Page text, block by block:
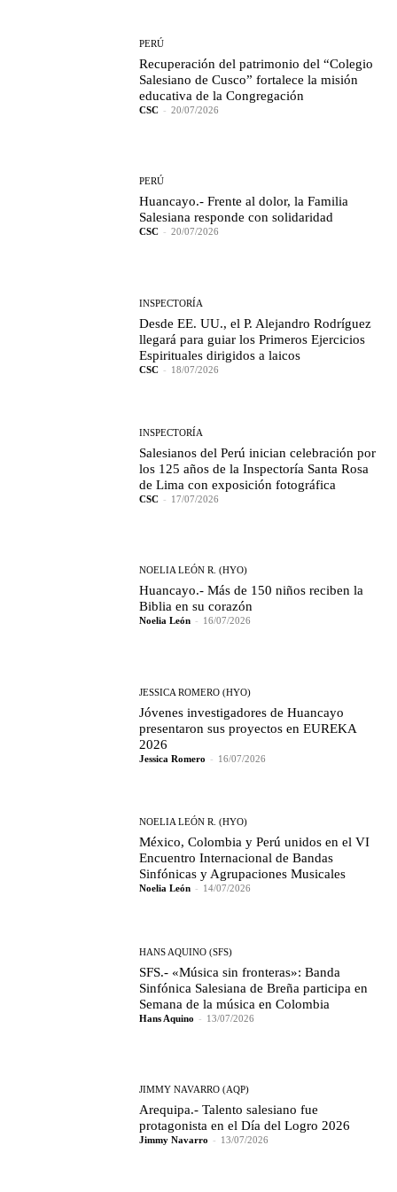
PERÚ
Recuperación del patrimonio del “Colegio
Salesiano de Cusco” fortalece la misión
educativa de la Congregación
CSC - 20/07/2026
PERÚ
Huancayo.- Frente al dolor, la Familia
Salesiana responde con solidaridad
CSC - 20/07/2026
INSPECTORÍA
Desde EE. UU., el P. Alejandro Rodríguez
llegará para guiar los Primeros Ejercicios
Espirituales dirigidos a laicos
CSC - 18/07/2026
INSPECTORÍA
Salesianos del Perú inician celebración por
los 125 años de la Inspectoría Santa Rosa
de Lima con exposición fotográfica
CSC - 17/07/2026
NOELIA LEÓN R. (HYO)
Huancayo.- Más de 150 niños reciben la
Biblia en su corazón
Noelia León - 16/07/2026
JESSICA ROMERO (HYO)
Jóvenes investigadores de Huancayo
presentaron sus proyectos en EUREKA
2026
Jessica Romero - 16/07/2026
NOELIA LEÓN R. (HYO)
México, Colombia y Perú unidos en el VI
Encuentro Internacional de Bandas
Sinfónicas y Agrupaciones Musicales
Noelia León - 14/07/2026
HANS AQUINO (SFS)
SFS.- «Música sin fronteras»: Banda
Sinfónica Salesiana de Breña participa en
Semana de la música en Colombia
Hans Aquino - 13/07/2026
JIMMY NAVARRO (AQP)
Arequipa.- Talento salesiano fue
protagonista en el Día del Logro 2026
Jimmy Navarro - 13/07/2026